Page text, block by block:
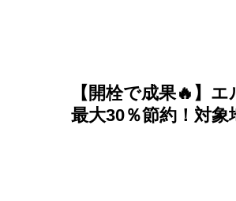
【開栓で成果🔥】
最大30％節約！対